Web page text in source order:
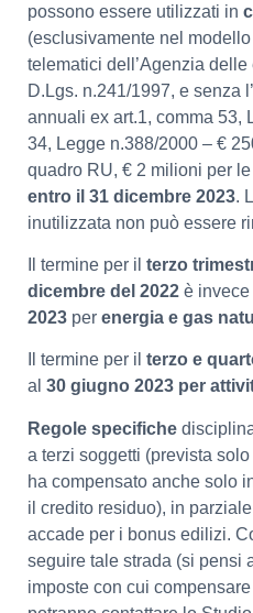
possono essere utilizzati in
(esclusivamente nel
telematici dell’Agenzia delle
D.Lgs. n.241/1997, e senza
annuali ex art.1, comma 53,
34, Legge n.388/2000 – €
quadro RU, € 2 milioni per
entro il 31 dicembre 2023.
inutilizzata non può essere
Il termine per il terzo
dicembre del 2022 è invece
2023 per energia e gas
Il termine per il terzo e
al 30 giugno 2023 per
Regole specifiche
a terzi soggetti (prevista
ha compensato anche solo
il credito residuo), in
accade per i bonus edilizi.
seguire tale strada (si pensi
imposte con cui